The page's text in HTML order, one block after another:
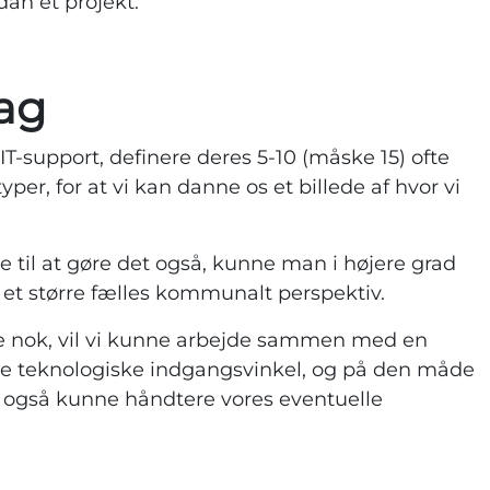
support, definere deres 5-10 (måske 15) ofte
for at vi kan danne os et billede af hvor vi
til at gøre det også, kunne man i højere grad
et større fælles kommunalt perspektiv.
nok, vil vi kunne arbejde sammen med en
teknologiske indgangsvinkel, og på den måde
kunne håndtere vores eventuelle